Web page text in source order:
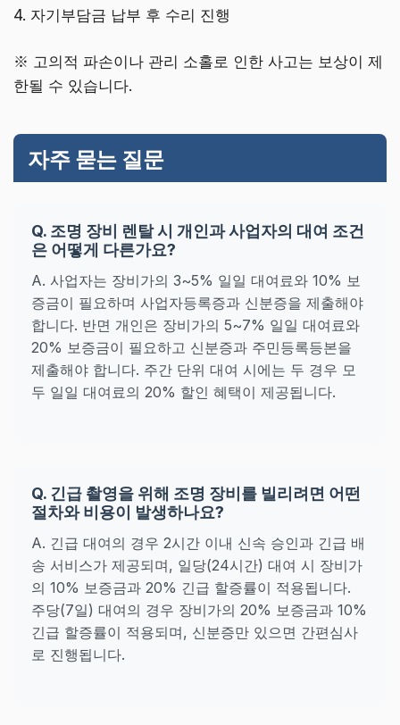
4. 자기부담금 납부 후 수리 진행
※ 고의적 파손이나 관리 소홀로 인한 사고는 보상이 제
한될 수 있습니다.
자주 묻는 질문
Q. 조명 장비 렌탈 시 개인과 사업자의 대여 조건
은 어떻게 다른가요?
A. 사업자는 장비가의 3~5% 일일 대여료와 10% 보
증금이 필요하며 사업자등록증과 신분증을 제출해야
합니다. 반면 개인은 장비가의 5~7% 일일 대여료와
20% 보증금이 필요하고 신분증과 주민등록등본을
제출해야 합니다. 주간 단위 대여 시에는 두 경우 모
두 일일 대여료의 20% 할인 혜택이 제공됩니다.
Q. 긴급 촬영을 위해 조명 장비를 빌리려면 어떤
절차와 비용이 발생하나요?
A. 긴급 대여의 경우 2시간 이내 신속 승인과 긴급 배
송 서비스가 제공되며, 일당(24시간) 대여 시 장비가
의 10% 보증금과 20% 긴급 할증률이 적용됩니다.
주당(7일) 대여의 경우 장비가의 20% 보증금과 10%
긴급 할증률이 적용되며, 신분증만 있으면 간편심사
로 진행됩니다.